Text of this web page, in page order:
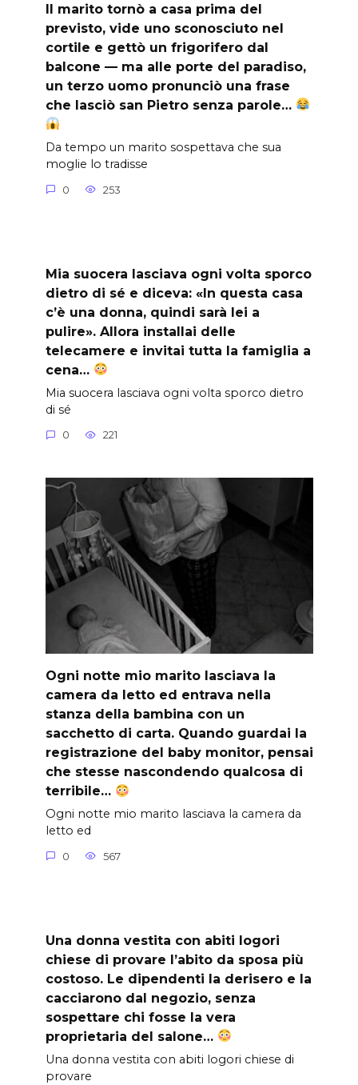
Il marito tornò a casa prima del
previsto, vide uno sconosciuto nel
cortile e gettò un frigorifero dal
balcone — ma alle porte del paradiso,
un terzo uomo pronunciò una frase
che lasciò san Pietro senza parole…
Da tempo un marito sospettava che sua
moglie lo tradisse
0 253
Mia suocera lasciava ogni volta sporco
dietro di sé e diceva: «In questa casa
c’è una donna, quindi sarà lei a
pulire». Allora installai delle
telecamere e invitai tutta la famiglia a
cena…
Mia suocera lasciava ogni volta sporco dietro
di sé
0 221
Ogni notte mio marito lasciava la
camera da letto ed entrava nella
stanza della bambina con un
sacchetto di carta. Quando guardai la
registrazione del baby monitor, pensai
che stesse nascondendo qualcosa di
terribile…
Ogni notte mio marito lasciava la camera da
letto ed
0 567
Una donna vestita con abiti logori
chiese di provare l’abito da sposa più
costoso. Le dipendenti la derisero e la
cacciarono dal negozio, senza
sospettare chi fosse la vera
proprietaria del salone…
Una donna vestita con abiti logori chiese di
provare